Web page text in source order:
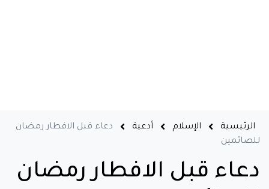
الرئيسية الإسلام أدعية
دعاء قبل الافطار رمضان
للصائمين
دعاء قبل الافطار رمضان